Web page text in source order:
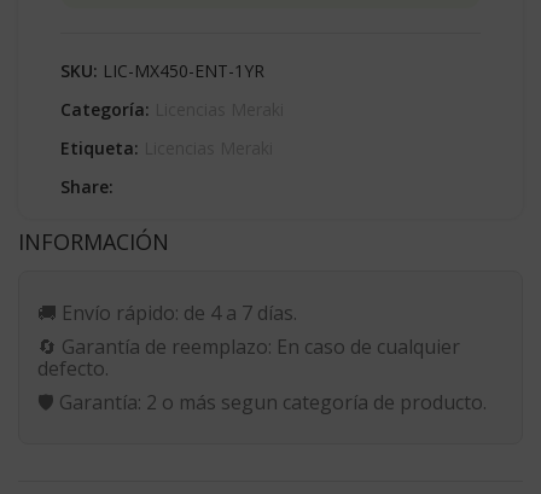
SKU: LIC-MX450-ENT-1YR
Categoría:
Etiqueta:
Share:
INFORMACIÓN
🚚 Envío rápido: de 4 a 7 días.
🔄 Garantía de reemplazo: En caso de cualquier
defecto.
🛡️ Garantía: 2 o más segun categoría de producto.